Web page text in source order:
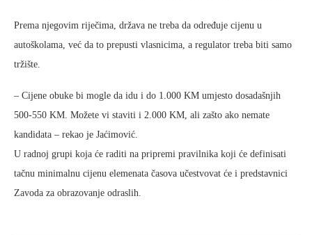
Prema njegovim riječima, država ne treba da određuje cijenu u
autoškolama, već da to prepusti vlasnicima, a regulator treba biti samo
tržište.
– Cijene obuke bi mogle da idu i do 1.000 KM umjesto dosadašnjih
500-550 KM. Možete vi staviti i 2.000 KM, ali zašto ako nemate
kandidata – rekao je Jaćimović.
U radnoj grupi koja će raditi na pripremi pravilnika koji će definisati
tačnu minimalnu cijenu elemenata časova učestvovat će i predstavnici
Zavoda za obrazovanje odraslih.